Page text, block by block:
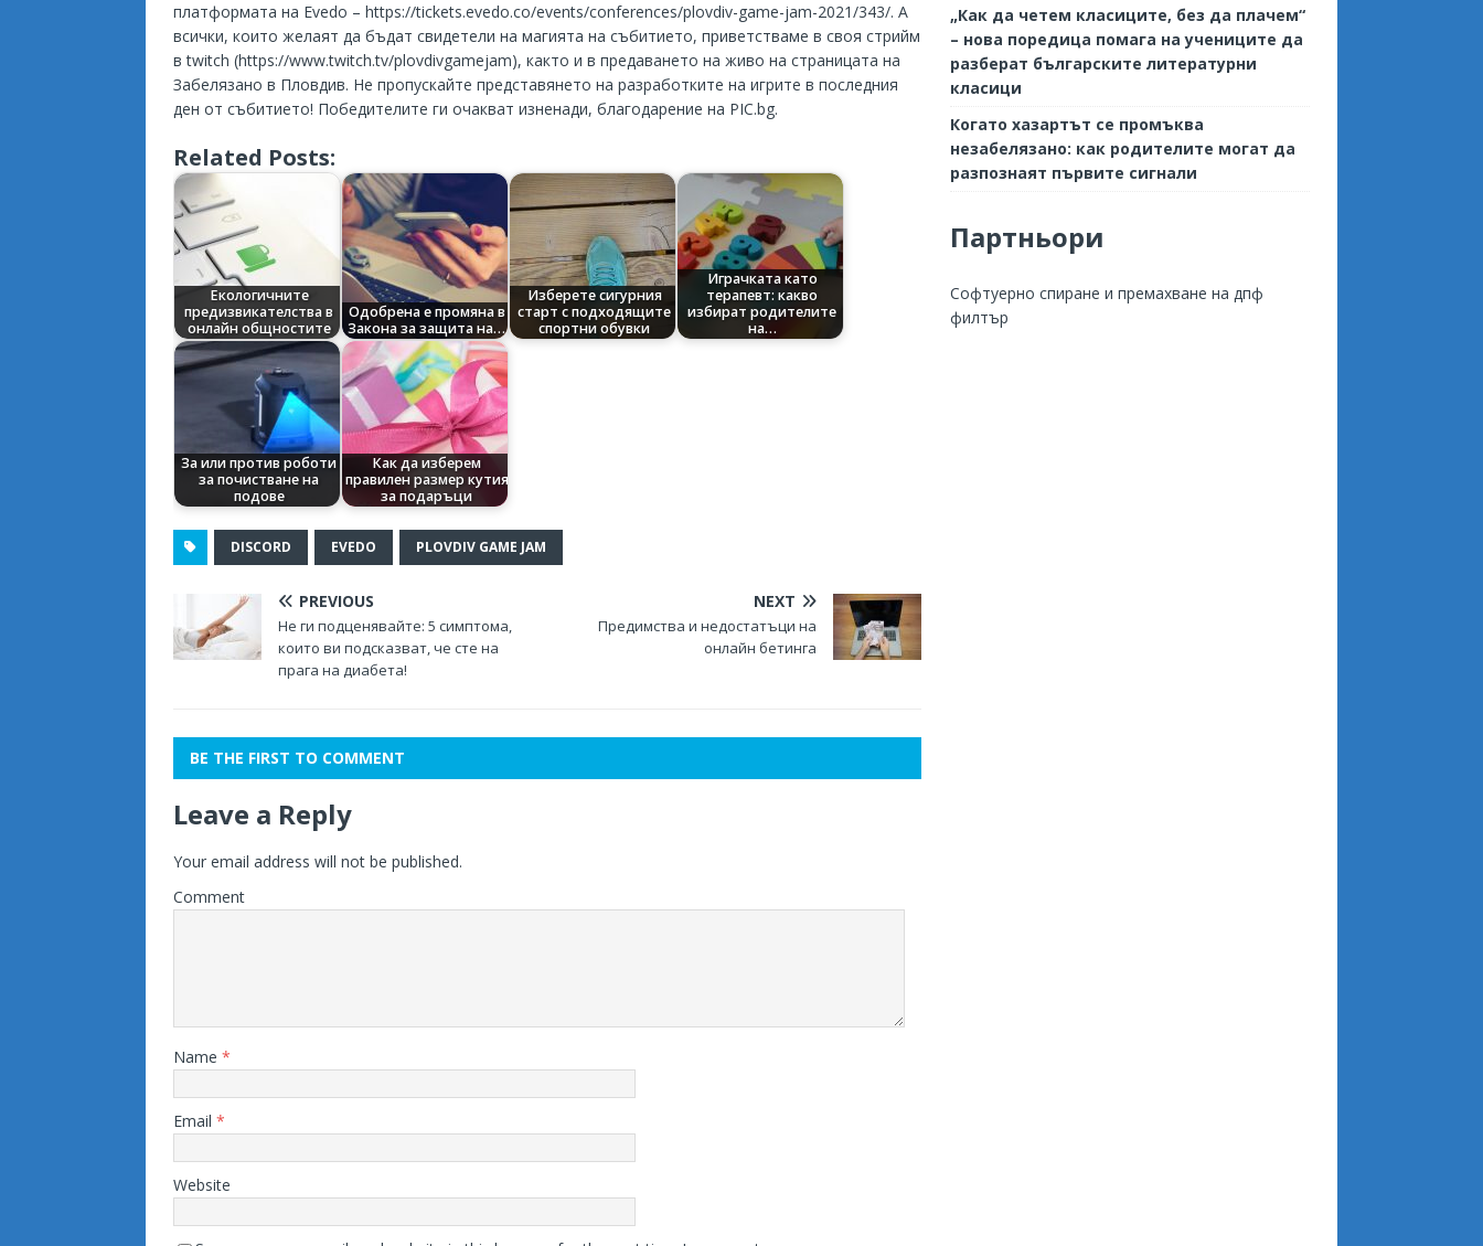
платформата на Evedo – https://tickets.evedo.co/events/conferences/plovdiv-game-jam-2021/343/. А
всички, които желаят да бъдат свидетели на магията на събитието, приветстваме в своя стрийм
в twitch (https://www.twitch.tv/plovdivgamejam), както и в предаването на живо на страницата на
Забелязано в Пловдив. Не пропускайте представянето на разработките на игрите в последния
ден от събитието! Победителите ги очакват изненади, благодарение на PIC.bg.
Related Posts:
Екологичните
предизвикателства в
онлайн общностите
Одобрена е промяна в
Закона за защита на…
Изберете сигурния
старт с подходящите
спортни обувки
Играчката като
терапевт: какво
избират родителите
на…
За или против роботи
за почистване на
подове
Как да изберем
правилен размер кутия
за подаръци
DISCORD EVEDO PLOVDIV GAME JAM
PREVIOUS
Не ги подценявайте: 5 симптома,
които ви подсказват, че сте на
прага на диабета!
NEXT
Предимства и недостатъци на
онлайн бетинга
BE THE FIRST TO COMMENT
Leave a Reply
Your email address will not be published.
Comment
Name *
Email *
Website
„Как да четем класиците, без да плачем“
– нова поредица помага на учениците да
разберат българските литературни
класици
Когато хазартът се промъква
незабелязано: как родителите могат да
разпознаят първите сигнали
Партньори
Софтуерно спиране и премахване на дпф
филтър